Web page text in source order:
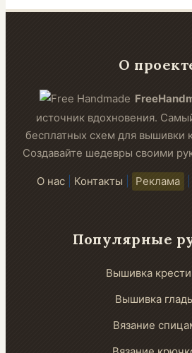
О
источник вдохновения.
бесплатных схем для вышивки
Создавайте шедевры своими
О нас Контакты Реклама
Популярные
Вышивка
Вышивка
Вязание